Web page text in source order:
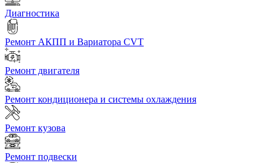
Диагностика
Ремонт АКПП и Вариатора CVT
Ремонт двигателя
Ремонт кондиционера и системы охлаждения
Ремонт кузова
Ремонт подвески